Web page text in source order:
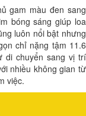
gam màu đen sang
bóng sáng giúp loa
luôn nổi bật nhưng
chỉ nặng tậm 11.6
di chuyển sang vị trí
nhiều không gian từ
việc.